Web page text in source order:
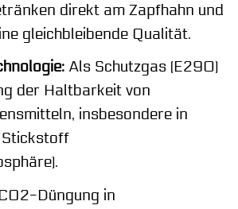
direkt am Zapfhahn und
gleichbleibende Qualität.
Als Schutzgas (E290)
der Haltbarkeit von
insbesondere in
Stickstoff
Düngung in